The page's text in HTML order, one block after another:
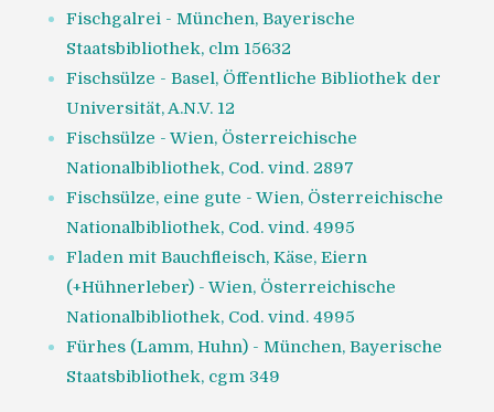
Fischgalrei - München, Bayerische
Staatsbibliothek, clm 15632
Fischsülze - Basel, Öffentliche Bibliothek der
Universität, A.N.V. 12
Fischsülze - Wien, Österreichische
Nationalbibliothek, Cod. vind. 2897
Fischsülze, eine gute - Wien, Österreichische
Nationalbibliothek, Cod. vind. 4995
Fladen mit Bauchfleisch, Käse, Eiern
(+Hühnerleber) - Wien, Österreichische
Nationalbibliothek, Cod. vind. 4995
Fürhes (Lamm, Huhn) - München, Bayerische
Staatsbibliothek, cgm 349